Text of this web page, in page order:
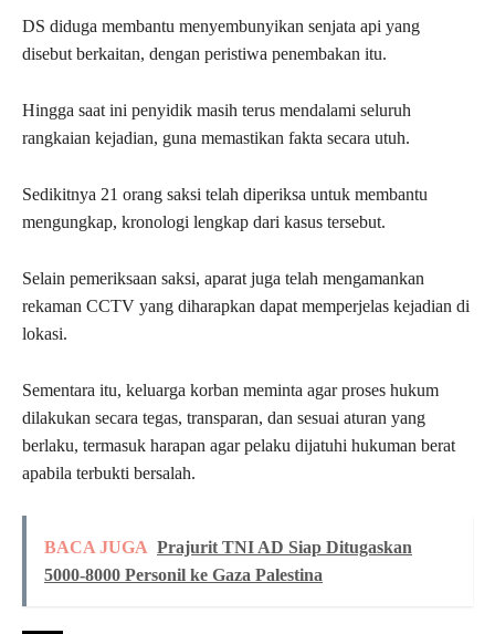
DS diduga membantu menyembunyikan senjata api yang
disebut berkaitan, dengan peristiwa penembakan itu.
Hingga saat ini penyidik masih terus mendalami seluruh
rangkaian kejadian, guna memastikan fakta secara utuh.
Sedikitnya 21 orang saksi telah diperiksa untuk membantu
mengungkap, kronologi lengkap dari kasus tersebut.
Selain pemeriksaan saksi, aparat juga telah mengamankan
rekaman CCTV yang diharapkan dapat memperjelas kejadian di
lokasi.
Sementara itu, keluarga korban meminta agar proses hukum
dilakukan secara tegas, transparan, dan sesuai aturan yang
berlaku, termasuk harapan agar pelaku dijatuhi hukuman berat
apabila terbukti bersalah.
BACA JUGA Prajurit TNI AD Siap Ditugaskan
5000-8000 Personil ke Gaza Palestina